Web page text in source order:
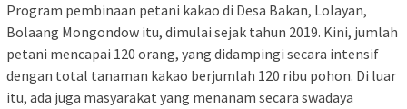
Program pembinaan petani kakao di Desa Bakan, Lolayan,
Bolaang Mongondow itu, dimulai sejak tahun 2019. Kini, jumlah
petani mencapai 120 orang, yang didampingi secara intensif
dengan total tanaman kakao berjumlah 120 ribu pohon. Di luar
itu, ada juga masyarakat yang menanam secara swadaya